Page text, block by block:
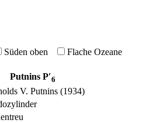
Süden oben Flache Ozeane
Putnins P′6
V. Putnins (1934)